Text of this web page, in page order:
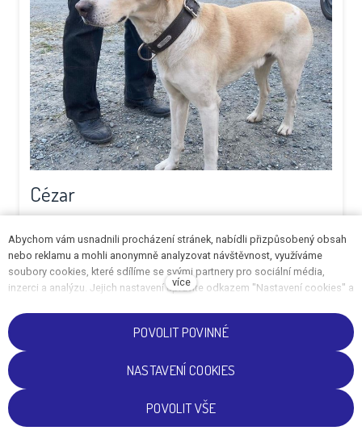
EN
Cézar
pes.
MÁM DOMOV
Abychom vám usnadnili procházení stránek, nabídli přizpůsobený obsah
nebo reklamu a mohli anonymně analyzovat návštěvnost, využíváme
soubory cookies, které sdílíme se svými partnery pro sociální média,
inzerci a analýzu. Jejich nastavení upravíte odkazem "Nastavení cookies" a
v našich Zásadách ochrany osobních údajů a používání souborů cookies.
Souhlasíte s používáním cookies?
více
POVOLIT POVINNÉ
NASTAVENÍ COOKIES
POVOLIT VŠE